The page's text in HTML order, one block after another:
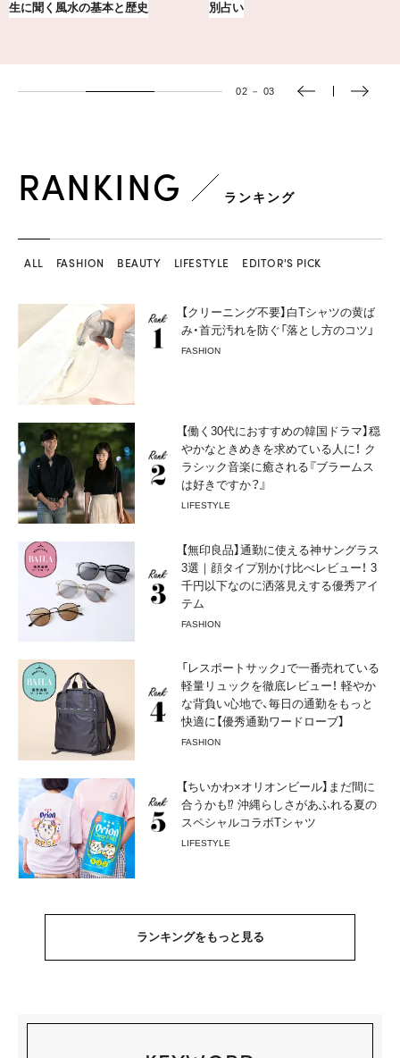
生に聞く風水の基本と歴史
別占い
02 － 03
RANKING ランキング
ALL FASHION BEAUTY LIFESTYLE EDITOR'S PICK
【クリーニング不要】白Tシャツの黄ば
み・首元汚れを防ぐ「落とし方のコツ」
FASHION
【働く30代におすすめの韓国ドラマ】穏
やかなときめきを求めている人に！ ク
ラシック音楽に癒される『ブラームス
は好きですか？』
LIFESTYLE
【無印良品】通勤に使える神サングラス
3選｜顔タイプ別かけ比べレビュー！ 3
千円以下なのに洒落見えする優秀アイ
テム
FASHION
「レスポートサック」で一番売れている
軽量リュックを徹底レビュー！ 軽やか
な背負い心地で、毎日の通勤をもっと
快適に【優秀通勤ワードローブ】
FASHION
【ちいかわ×オリオンビール】まだ間に
合うかも⁉︎ 沖縄らしさがあふれる夏の
スペシャルコラボTシャツ
LIFESTYLE
ランキングをもっと見る